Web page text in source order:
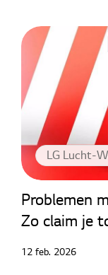
LG Lucht-
Problemen
Zo claim je
12 feb. 2026